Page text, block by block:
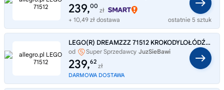
239,00
zł
+ 10,49 zł dostawa
ostatnie 5 sztuk
LEGO(R) DREAMZZZ 71512 KROKODYLOŁÓDŹ PODWODNA
od Super Sprzedawcy JuzSieBawi
239,62
zł
DARMOWA DOSTAWA